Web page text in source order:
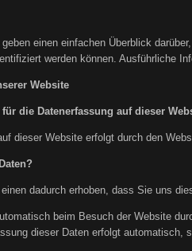
einen einfachen Überblick
werden können. Ausführliche
Website
die Datenerfassung auf dieser
dieser Website erfolgt durch den
dadurch erhoben, dass Sie uns
beim Besuch der Website
dieser Daten erfolgt automatisch,